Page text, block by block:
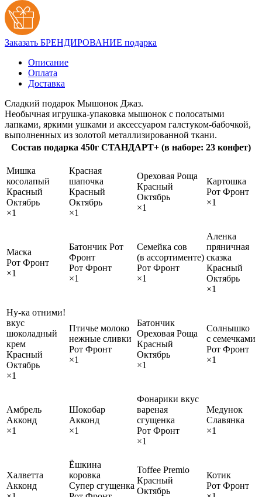
Заказать БРЕНДИРОВАНИЕ подарка
Описание
Оплата
Доставка
Сладкий подарок Мышонок Джаз.
Необычная игрушка-упаковка мышонок с полосатыми
лапками, яркими ушками и аксессуаром галстуком-бабочкой,
выполненных из золотой металлизированной ткани.
Состав подарка 450г СТАНДАРТ+ (в наборе: 23 конфет)
Мишка
косолапый
Красный
Октябрь
×1
Красная
шапочка
Красный
Октябрь
×1
Ореховая Роща
Красный
Октябрь
×1
Картошка
Рот Фронт
×1
Маска
Рот Фронт
×1
Батончик Рот
Фронт
Рот Фронт
×1
Семейка сов
(в ассортименте)
Рот Фронт
×1
Аленка
пряничная
сказка
Красный
Октябрь
×1
Ну-ка отними!
вкус
шоколадный
крем
Красный
Октябрь
×1
Птичье молоко
нежные сливки
Рот Фронт
×1
Батончик
Ореховая Роща
Красный
Октябрь
×1
Солнышко
с семечками
Рот Фронт
×1
Амбрель
Акконд
×1
Шокобар
Акконд
×1
Фонарики вкус
вареная
сгущенка
Рот Фронт
×1
Медунок
Славянка
×1
Халветта
Акконд
Ёшкина
коровка
Супер сгущенка
Toffee Premio
Красный
Октябрь
Котик
Рот Фронт